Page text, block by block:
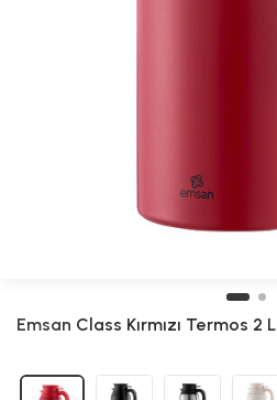
Emsan Class Kırmızı Termos 2 L